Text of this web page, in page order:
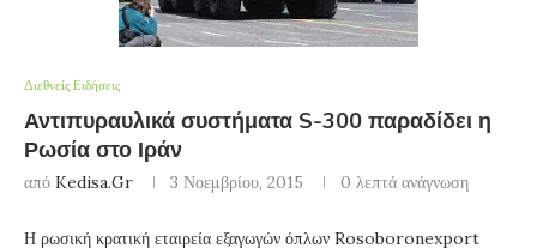
Διεθνείς Ειδήσεις
Αντιπυραυλικά συστήματα S-300 παραδίδει η
Ρωσία στο Ιράν
από Kedisa.gr 3 Νοεμβρίου, 2015 0 λεπτά ανάγνωση
Η ρωσική κρατική εταιρεία εξαγωγών όπλων Rosoboronexport